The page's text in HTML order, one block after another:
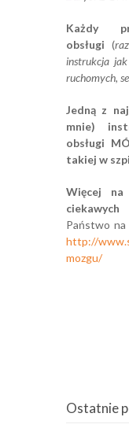
Każdy
obsługi (
instrukcja
ruchomych,
Jedną z
mnie)
obsługi
takiej w
Więcej
ciekawych
Państwo
http://
mozgu/
Ostatnie